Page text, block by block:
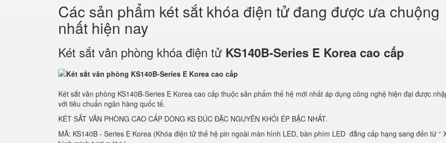
Các sản phẩm két sắt khóa điện tử đang được ưa chuộng
nhất hiện nay
Két sắt vân phòng khóa điện tử KS140B-Series E Korea cao cấp
Két sắt văn phòng KS140B-Series E Korea cao cấp thuộc sản phẩm thế hệ mới nhất áp dụng công nghệ hiện đại được
với tiêu chuẩn ngân hàng quốc tế.
KÉT SẮT VĂN PHÒNG CAO CẤP DÒNG KS ĐÚC ĐẶC NGUYÊN KHỐI ÉP BẬC NHẤT.
MÃ: KS140B - Series E Korea (Khóa điện tử thế hệ pin ngoài màn hình LED, bàn phím LED đẳng cấp hạng sang đến từ “